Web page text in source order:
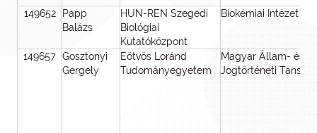
149652
Papp
Balázs
HUN-REN Szegedi
Biológiai
Kutatóközpont
Biokémiai Intézet
149657 Gosztonyi
Gergely
Eötvös Loránd
Tudományegyetem
Magyar Állam- és
Jogtörténeti Tanszék